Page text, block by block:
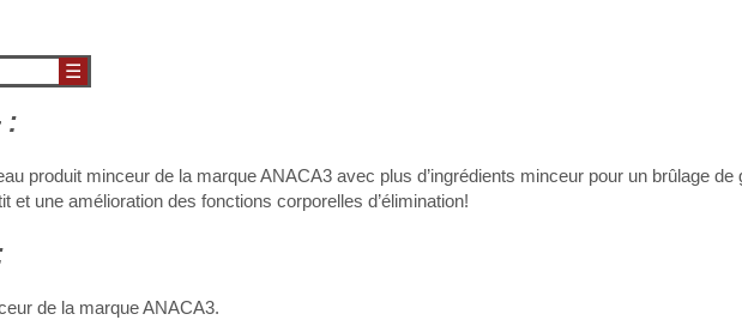
☰
:
produit minceur de la marque ANACA3 avec plus d’ingrédients minceur pour un brûlage de
et une amélioration des fonctions corporelles d’élimination!
de la marque ANACA3.